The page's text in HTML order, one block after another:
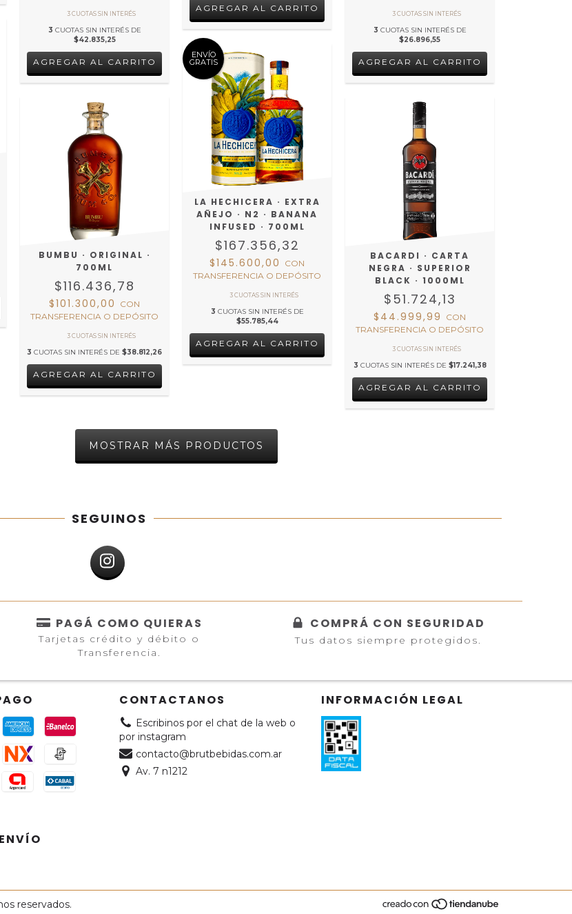
3 CUOTAS SIN INTERÉS DE
$42.835,25
3 CUOTAS SIN INTERÉS DE
$26.896,55
BUMBU · ORIGINAL ·
700ML
$116.436,78
$101.300,00
CON
TRANSFERENCIA O DEPÓSITO
3 CUOTAS SIN INTERÉS DE$38.812,26
ENVÍO
GRATIS
LA HECHICERA · EXTRA
AÑEJO · N2 · BANANA
INFUSED · 700ML
$167.356,32
$145.600,00
CON
TRANSFERENCIA O DEPÓSITO
3 CUOTAS SIN INTERÉS DE
$55.785,44
BACARDI · CARTA
NEGRA · SUPERIOR
BLACK · 1000ML
$51.724,13
$44.999,99
CON
TRANSFERENCIA O DEPÓSITO
3 CUOTAS SIN INTERÉS DE $17.241,38
MOSTRAR MÁS PRODUCTOS
SEGUINOS
PAGÁ COMO QUIERAS
Tarjetas crédito y débito o
Transferencia.
COMPRÁ CON SEGURIDAD
Tus datos siempre protegidos.
CONTACTANOS
Escribinos por el chat de la web o
por instagram
contacto@brutbebidas.com.ar
Av. 7 n1212
INFORMACIÓN LEGAL
reservados.